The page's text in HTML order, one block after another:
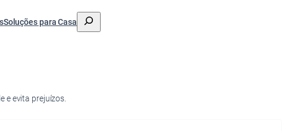
Soluções para Casa
索
e evita prejuízos.